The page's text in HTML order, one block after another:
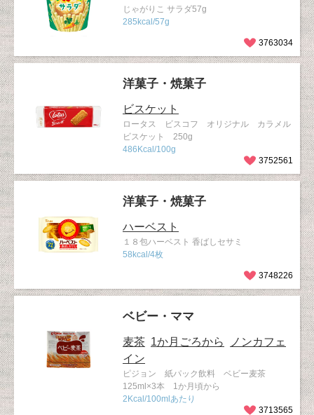
じゃがりこ サラダ57g
285kcal/57g
3763034
洋菓子・焼菓子
ビスケット
ロータス ビスコフ オリジナル カラメル
ビスケット 250g
486Kcal/100g
3752561
洋菓子・焼菓子
ハーベスト
１８包ハーベスト 香ばしセサミ
58kcal/4枚
3748226
ベビー・ママ
麦茶 1か月ごろから
ノンカフェ
イン
ピジョン 紙パック飲料 ベビー麦茶
125ml×3本 1か月頃から
2Kcal/100mlあたり
3713565